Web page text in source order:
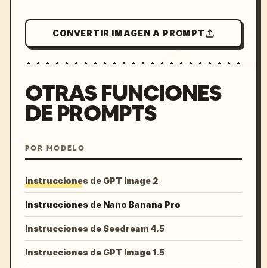
CONVERTIR IMAGEN A PROMPT
OTRAS FUNCIONES
DE PROMPTS
POR MODELO
Instrucciones de GPT Image 2
Instrucciones de Nano Banana Pro
Instrucciones de Seedream 4.5
Instrucciones de GPT Image 1.5